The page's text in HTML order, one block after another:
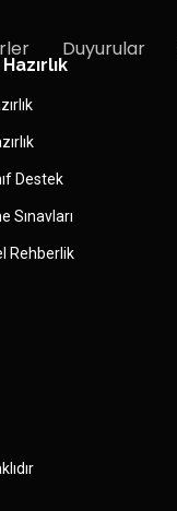
Duyurular
Destek
Sınavları
Rehberlik